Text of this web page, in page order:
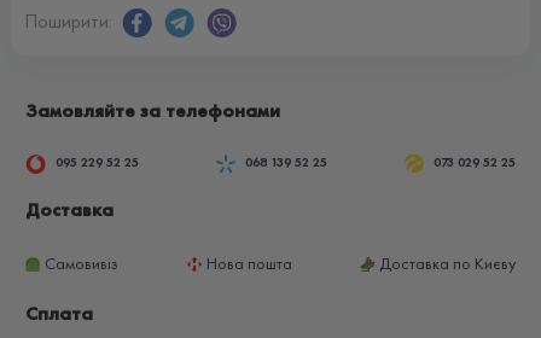
Поширити:
Замовляйте за телефонами
095 229 52 25 068 139 52 25 073 029 52 25
Доставка
Самовивіз Нова пошта Доставка по Києву
Сплата